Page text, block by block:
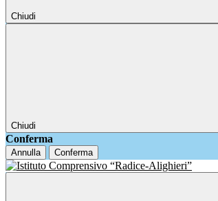
Chiudi
Chiudi
Conferma
Annulla Conferma